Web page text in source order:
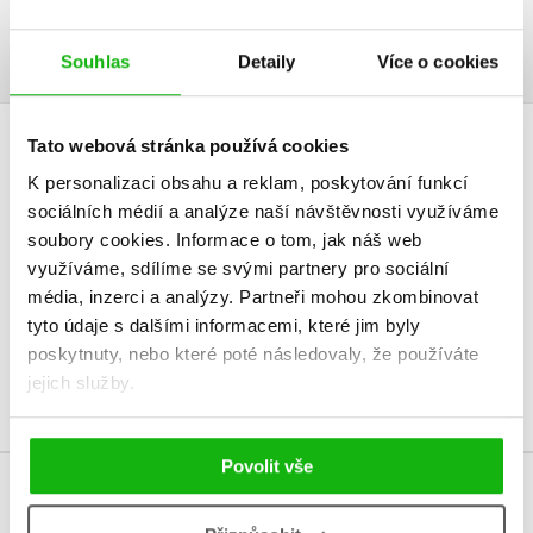
Souhlas Detaily Více o cookies
Tato webová stránka používá cookies
K personalizaci obsahu a reklam, poskytování funkcí
sociálních médií a analýze naší návštěvnosti využíváme
soubory cookies. Informace o tom, jak náš web
využíváme, sdílíme se svými partnery pro sociální
média, inzerci a analýzy. Partneři mohou zkombinovat
tyto údaje s dalšími informacemi, které jim byly
poskytnuty, nebo které poté následovaly, že používáte
jejich služby.
Povolit vše
HODNOCENÍ ČTENÁŘŮ
V současné době nejsou vytvořena žádná uživatelská hodnocení.
Vaše hodnocení
Uživatelskou recenzi mohou vkládat pouze registrovaní uživatelé
Přihlásit
MOHLO BY VÁS TAKÉ ZAJÍMAT